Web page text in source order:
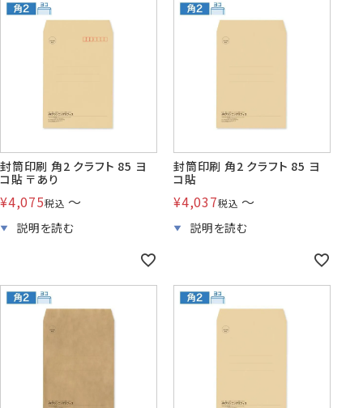
封筒印刷 角2 クラフト 85 ヨ
コ貼 〒あり
¥4,075税込 〜
封筒印刷 角2 クラフト 85 ヨ
コ貼
¥4,037税込 〜